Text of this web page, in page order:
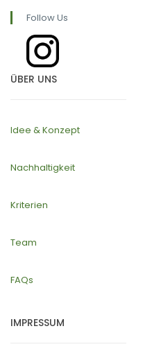
Follow Us
ÜBER UNS
Idee & Konzept
Nachhaltigkeit
Kriterien
Team
FAQs
IMPRESSUM